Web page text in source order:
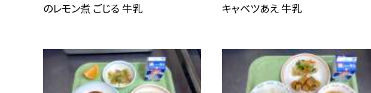
のレモン煮 ごじる 牛乳
キャベツあえ 牛乳